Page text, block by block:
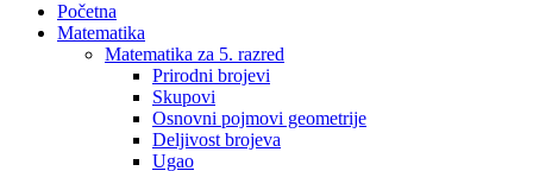
Početna
Matematika
Matematika za 5. razred
Prirodni brojevi
Skupovi
Osnovni pojmovi geometrije
Deljivost brojeva
Ugao